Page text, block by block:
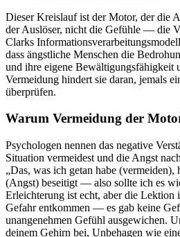
Dieser Kreislauf ist der Motor, der die
der Auslöser, nicht die Gefühle — die
Clarks
dass ängstliche Menschen die
und ihre eigene Bewältigungsfähigkeit
Vermeidung hindert sie daran, jemals
überprüfen.
Warum Vermeidung der
Psychologen nennen das negative
Situation vermeidest und die Angst
„Das, was ich getan habe (vermeiden),
(Angst) beseitigt — also sollte ich es
Erleichterung ist echt, aber die Lektion
Gefahr entkommen — es gab keine
unangenehmen Gefühl ausgewichen.
deinem Gehirn bei, Unbehagen wie